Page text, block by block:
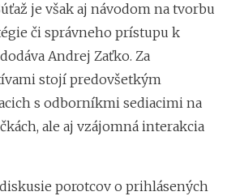
je však aj návodom na tvorbu
či správneho prístupu k
Andrej Zaťko. Za
stojí predovšetkým
s odborníkmi sediacimi na
ale aj vzájomná interakcia
porotcov o prihlásených